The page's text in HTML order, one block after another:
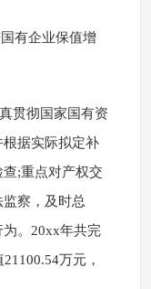
有企业保值增
贯彻国家国有资
据实际拟定补
;重点对产权交
察，及时总
。20xx年共完
万元，